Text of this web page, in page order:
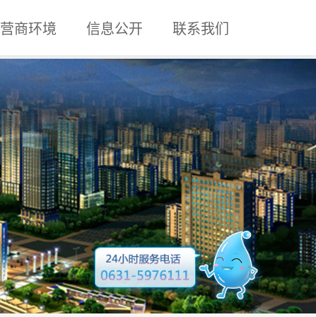
营商环境 信息公开 联系我们